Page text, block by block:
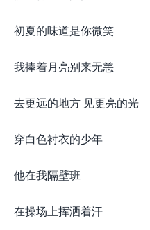
初夏的味道是你微笑
我捧着月亮别来无恙
去更远的地方 见更亮的光
穿白色衬衣的少年
他在我隔壁班
在操场上挥洒着汗